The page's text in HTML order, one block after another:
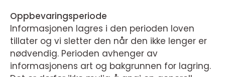
Oppbevaringsperiode
Informasjonen lagres i den perioden loven
tillater og vi sletter den når den ikke lenger er
nødvendig. Perioden avhenger av
informasjonens art og bakgrunnen for lagring.